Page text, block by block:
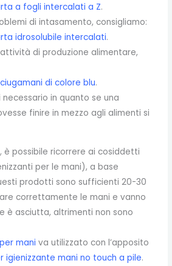
a fogli intercalati a Z.
di intasamento, consigliamo:
idrosolubile intercalati.
di produzione alimentare,
di colore blu.
in quanto se una
finire in mezzo agli alimenti si
è possibile ricorrere ai cosiddetti
per le mani), a base
prodotti sono sufficienti 20-30
correttamente le mani e vanno
è asciutta, altrimenti non sono
mani va utilizzato con l’apposito
igienizzante mani no touch a pile.